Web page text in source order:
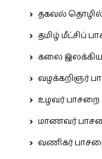
தகவல்
தமிழ் மீட்சிப்
கலை
வழக்கறிஞர்
உழவர் பாசறை
மாணவர்
வணிகர்